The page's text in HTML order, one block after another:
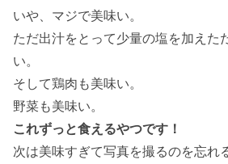
いや、マジで美味い。
ただ出汁をとって少量の塩を加えた
い。
そして鶏肉も美味い。
野菜も美味い。
これずっと食えるやつです！
次は美味すぎて写真を撮るのを忘れ